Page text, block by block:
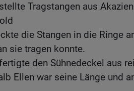
Tragstangen aus
die Stangen in die Ringe
sie tragen konnte.
den Sühnedeckel aus
Ellen war seine Länge und